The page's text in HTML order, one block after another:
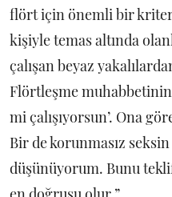
flört için önemli bir
kişiyle temas altında
çalışan beyaz
Flörtleşme
mi çalışıyorsun’. Ona
Bir de korunmasız
düşünüyorum. Bunu